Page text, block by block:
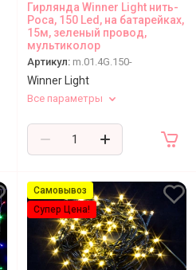
Гирлянда Winner Light нить-
Роса, 150 Led, на батарейках,
15м, зеленый провод,
мультиколор
Артикул: m.01.4G.150-
Winner Light
Все параметры
Самовывоз
Супер Цена!